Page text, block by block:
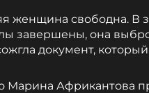
женщина свободна. В
завершены, она
документ,
Марина Африкантова